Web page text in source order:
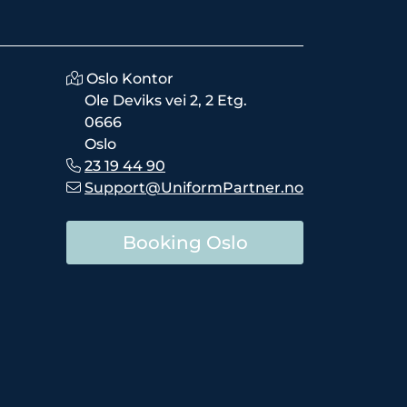
Oslo Kontor
Ole Deviks vei 2, 2 Etg.
0666
Oslo
23 19 44 90
Support@UniformPartner.no
Booking Oslo